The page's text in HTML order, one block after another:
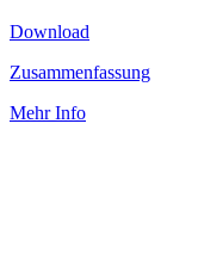
Download
Zusammenfassung
Mehr Info